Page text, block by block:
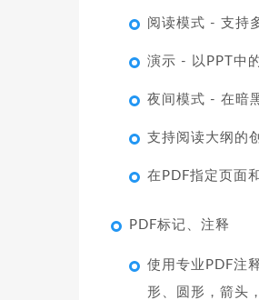
阅读模式 - 支持
演示 - 以PPT中
夜间模式 - 在暗
支持阅读大纲的
在PDF指定页面
PDF标记、注释
使用专业PDF注
形、圆形，箭头